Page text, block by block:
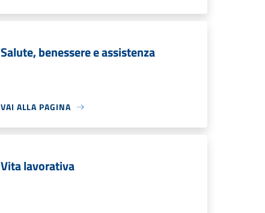
Salute, benessere e assistenza
VAI ALLA PAGINA
Vita lavorativa